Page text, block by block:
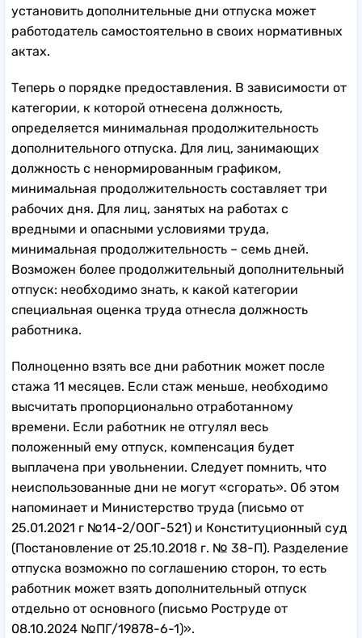
установить дополнительные дни отпуска может
работодатель самостоятельно в своих нормативных
актах.
Теперь о порядке предоставления. В зависимости от
категории, к которой отнесена должность,
определяется минимальная продолжительность
дополнительного отпуска. Для лиц, занимающих
должность с ненормированным графиком,
минимальная продолжительность составляет три
рабочих дня. Для лиц, занятых на работах с
вредными и опасными условиями труда,
минимальная продолжительность – семь дней.
Возможен более продолжительный дополнительный
отпуск: необходимо знать, к какой категории
специальная оценка труда отнесла должность
работника.
Полноценно взять все дни работник может после
стажа 11 месяцев. Если стаж меньше, необходимо
высчитать пропорционально отработанному
времени. Если работник не отгулял весь
положенный ему отпуск, компенсация будет
выплачена при увольнении. Следует помнить, что
неиспользованные дни не могут «сгорать». Об этом
напоминает и Министерство труда (письмо от
25.01.2021 г №14-2/ООГ-521) и Конституционный суд
(Постановление от 25.10.2018 г. № 38-П). Разделение
отпуска возможно по соглашению сторон, то есть
работник может взять дополнительный отпуск
отдельно от основного (письмо Роструде от
08.10.2024 №ПГ/19878-6-1)».